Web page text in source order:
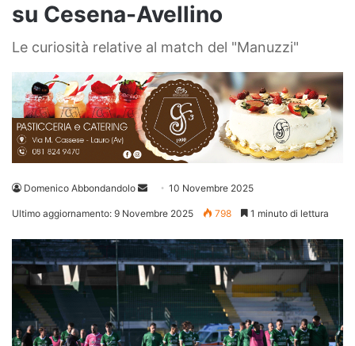
su Cesena-Avellino
Le curiosità relative al match del "Manuzzi"
Domenico Abbondandolo
Invia 10 Novembre 2025
Ultimo aggiornamento: 9 Novembre 2025 798 1 minuto di lettura